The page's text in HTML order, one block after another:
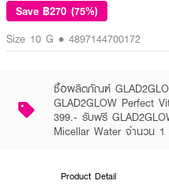
Save ฿270 (75%)
Size 10 G • 4897144700172
ซื้อผลิตภัณฑ์
GLAD2GLOW Perfect
399.- รับฟรี
Micellar Water จำนวน
Product Detail